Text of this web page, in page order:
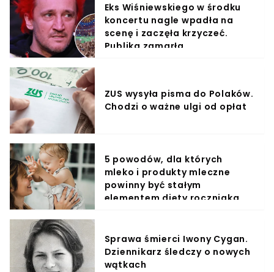
Eks Wiśniewskiego w środku
koncertu nagle wpadła na
scenę i zaczęła krzyczeć.
Publika zamarła
ZUS wysyła pisma do Polaków.
Chodzi o ważne ulgi od opłat
5 powodów, dla których
mleko i produkty mleczne
powinny być stałym
elementem diety roczniaka
Sprawa śmierci Iwony Cygan.
Dziennikarz śledczy o nowych
wątkach